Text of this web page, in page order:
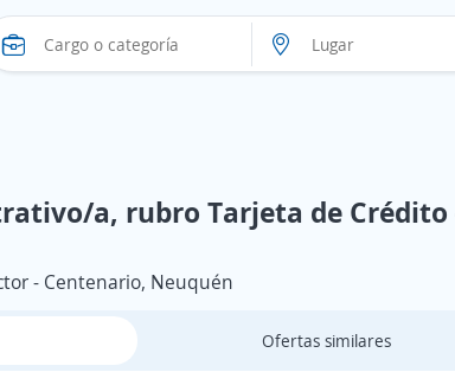
a, rubro Tarjeta de
- Centenario, Neuquén
Ofertas similares